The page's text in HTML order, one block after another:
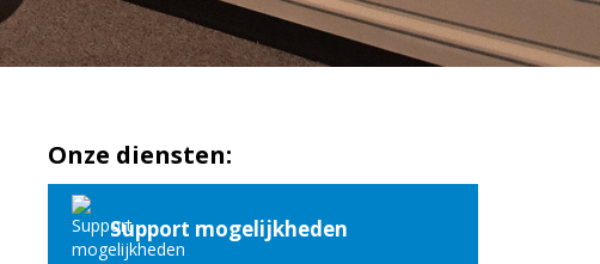
Onze diensten:
Support mogelijkheden